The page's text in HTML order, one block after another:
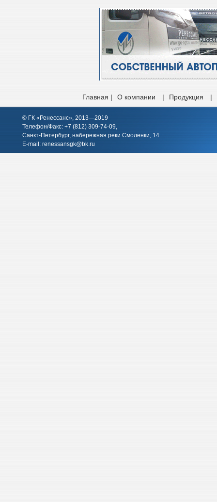
Главная | О компании | Продукция |
© ГК «Ренессанс», 2013—2019
Телефон/Факс: +7 (812) 309-74-09,
Санкт-Петербург, набережная реки Смоленки, 14
E-mail: renessansgk@bk.ru